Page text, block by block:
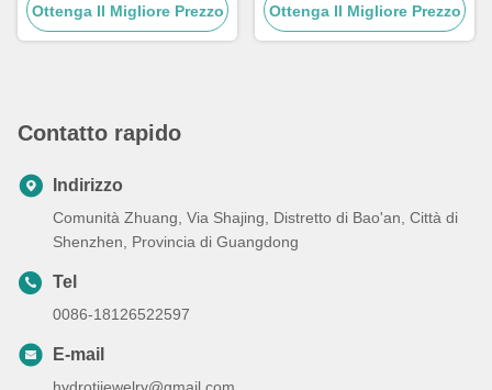
perla pendente 17,72 pollici
Ottenga Il Migliore Prezzo
inossidabile multi dimensioni
Catena di legame cubana
Ottenga Il Migliore Prezzo
Contatto rapido
Indirizzo
Comunità Zhuang, Via Shajing, Distretto di Bao'an, Città di
Shenzhen, Provincia di Guangdong
Tel
0086-18126522597
E-mail
hydrotijewelry@gmail.com